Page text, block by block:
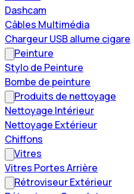
Dashcam
Câbles Multimédia
Chargeur USB allume cigare
Peinture
Stylo de Peinture
Bombe de peinture
Produits de nettoyage
Nettoyage Intérieur
Nettoyage Extérieur
Chiffons
Vitres
Vitres Portes Arrière
Rétroviseur Extérieur